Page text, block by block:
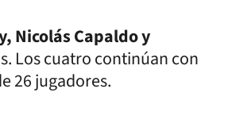
Nicolás Capaldo y
Los cuatro continúan con
26 jugadores.